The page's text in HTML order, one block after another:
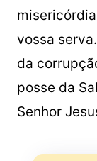
vossa
da
posse da
Senhor